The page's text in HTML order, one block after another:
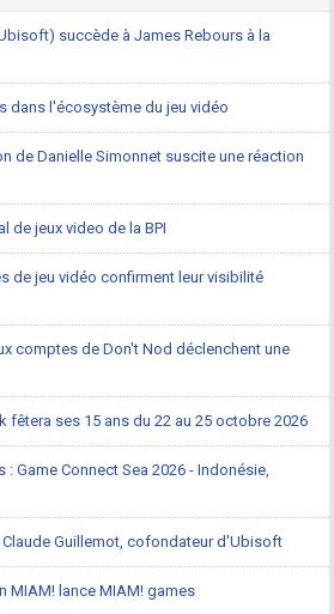
succède à James Rebours à la
dans l'écosystème du jeu vidéo
de Danielle Simonnet suscite une réaction
de jeux video de la BPI
de jeu vidéo confirment leur visibilité
comptes de Don't Nod déclenchent une
fêtera ses 15 ans du 22 au 25 octobre 2026
Game Connect Sea 2026 - Indonésie,
Guillemot, cofondateur d'Ubisoft
MIAM! lance MIAM! games